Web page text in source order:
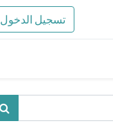
تسجيل الدخول